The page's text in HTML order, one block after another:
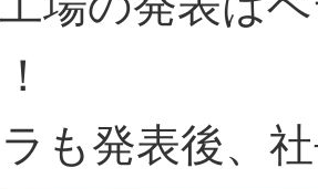
も発表後、